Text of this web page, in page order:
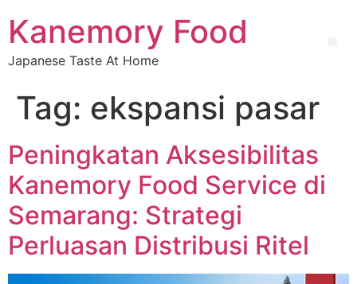
Kanemory Food
Japanese Taste At Home
Tag: ekspansi pasar
Peningkatan Aksesibilitas
Kanemory Food Service di
Semarang: Strategi
Perluasan Distribusi Ritel